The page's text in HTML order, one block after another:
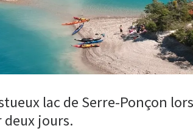
lac de Serre-Ponçon
deux jours.